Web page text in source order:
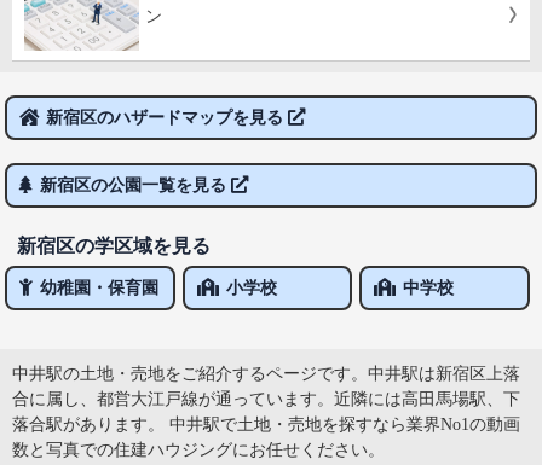
ン
新宿区のハザードマップを見る
新宿区の公園一覧を見る
新宿区の学区域を見る
幼稚園・保育園 小学校 中学校
中井駅の土地・売地をご紹介するページです。中井駅は新宿区上落
合に属し、都営大江戸線が通っています。近隣には高田馬場駅、下
落合駅があります。 中井駅で土地・売地を探すなら業界No1の動画
数と写真での住建ハウジングにお任せください。